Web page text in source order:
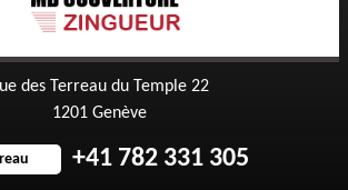
des Terreau du Temple 22
1201 Genève
+41 782 331 305